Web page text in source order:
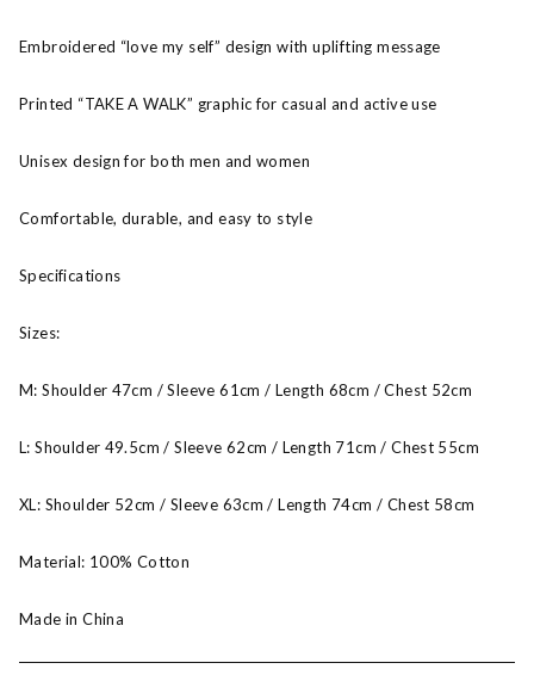
Embroidered “love my self” design with uplifting message
Printed “TAKE A WALK” graphic for casual and active use
Unisex design for both men and women
Comfortable, durable, and easy to style
Specifications
Sizes:
M: Shoulder 47cm / Sleeve 61cm / Length 68cm / Chest 52cm
L: Shoulder 49.5cm / Sleeve 62cm / Length 71cm / Chest 55cm
XL: Shoulder 52cm / Sleeve 63cm / Length 74cm / Chest 58cm
Material: 100% Cotton
Made in China